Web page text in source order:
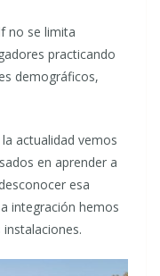
no se limita
practicando
demográficos,
actualidad vemos
en aprender a
esa
integración hemos